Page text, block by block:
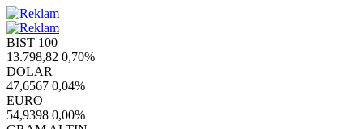
BIST 100
13.798,82 0,70%
DOLAR
47,6567 0,04%
EURO
54,9398 0,00%